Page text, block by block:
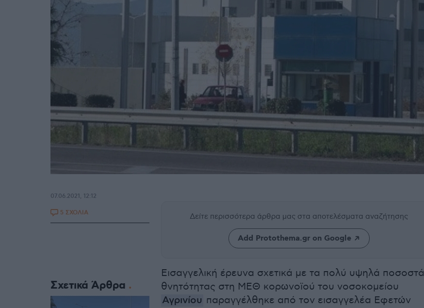
Δείτε περισσότερα άρθρα μας στα αποτελέσματα αναζήτησης
Add Protothema.gr on Google
Εισαγγελική έρευνα σχετικά με τα πολύ υψηλά ποσοστά
θνητότητας στη ΜΕΘ κορωνοϊού του νοσοκομείου
Αγρινίου παραγγέλθηκε από τον εισαγγελέα Εφετών
07.06.2021, 12:12
5 ΣΧΟΛΙΑ
Σχετικά Άρθρα